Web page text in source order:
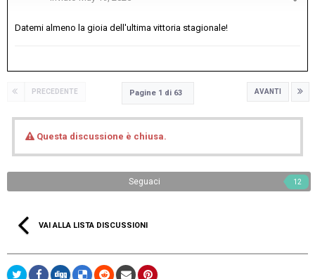
Datemi almeno la gioia dell'ultima vittoria stagionale!
PRECEDENTE AVANTI
Pagine 1 di 63
Questa discussione è chiusa.
Seguaci 12
VAI ALLA LISTA DISCUSSIONI